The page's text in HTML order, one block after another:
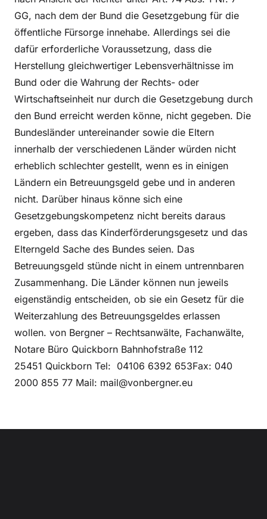
GG, nach dem der Bund die Gesetzgebung für die
öffentliche Fürsorge innehabe. Allerdings sei die
dafür erforderliche Voraussetzung, dass die
Herstellung gleichwertiger Lebensverhältnisse im
Bund oder die Wahrung der Rechts- oder
Wirtschaftseinheit nur durch die Gesetzgebung durch
den Bund erreicht werden könne, nicht gegeben. Die
Bundesländer untereinander sowie die Eltern
innerhalb der verschiedenen Länder würden nicht
erheblich schlechter gestellt, wenn es in einigen
Ländern ein Betreuungsgeld gebe und in anderen
nicht. Darüber hinaus könne sich eine
Gesetzgebungskompetenz nicht bereits daraus
ergeben, dass das Kinderförderungsgesetz und das
Elterngeld Sache des Bundes seien. Das
Betreuungsgeld stünde nicht in einem untrennbaren
Zusammenhang. Die Länder können nun jeweils
eigenständig entscheiden, ob sie ein Gesetz für die
Weiterzahlung des Betreuungsgeldes erlassen
wollen. von Bergner – Rechtsanwälte, Fachanwälte,
Notare Büro Quickborn Bahnhofstraße 112
25451 Quickborn Tel: 04106 6392 653Fax: 040
2000 855 77 Mail: mail@vonbergner.eu